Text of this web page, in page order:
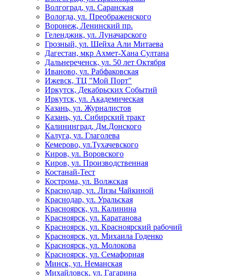
Волгоград, ул. Саранская
Вологда, ул. Преображенского
Воронеж, Ленинский пр.
Геленджик, ул. Луначарского
Грозный, ул. Шейха Али Митаева
Дагестан, мкр Ахмет-Хана Султана
Дальнереченск, ул. 50 лет Октября
Иваново, ул. Рабфаковская
Ижевск, ТЦ "Мой Порт"
Иркутск, Декабрьских Событий
Иркутск, ул. Академическая
Казань, ул. Журналистов
Казань, ул. Сибирский тракт
Калининград, Дм.Донского
Калуга, ул. Глаголева
Кемерово, ул.Тухачевского
Киров, ул. Воровского
Киров, ул. Производственная
Костанай-Тест
Кострома, ул. Волжская
Краснодар, ул. Лизы Чайкиной
Краснодар, ул. Уральская
Красноярск, ул. Калинина
Красноярск, ул. Каратанова
Красноярск, ул. Красноярский рабочий
Красноярск, ул. Михаила Годенко
Красноярск, ул. Молокова
Красноярск, ул. Семафорная
Минск, ул. Неманская
Михайловск, ул. Гагарина